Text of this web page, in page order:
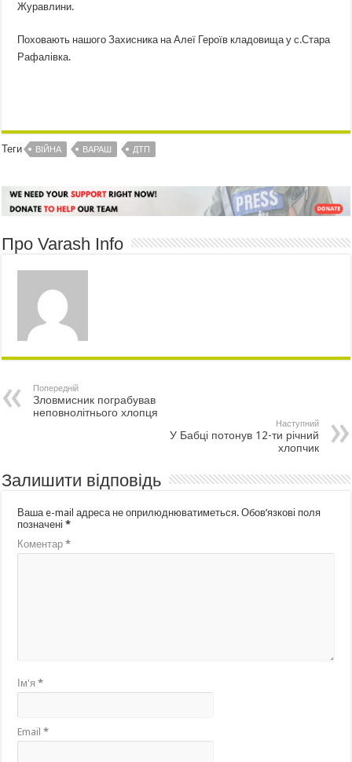
Журавлини.
Поховають нашого Захисника на Алеї Героїв кладовища у с.Стара
Рафалівка.
Теги ВІЙНА ВАРАШ ДТП
Про Varash Info
Попередній
Зловмисник пограбував
неповнолітнього хлопця
Наступний
У Бабці потонув 12-ти річний
хлопчик
Залишити відповідь
Ваша e-mail адреса не оприлюднюватиметься. Обов’язкові поля
позначені*
Коментар*
Ім'я*
Email*